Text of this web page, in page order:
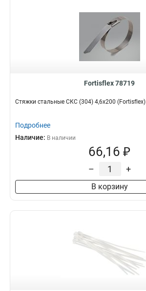
Fortisflex 78719
Стяжки стальные СКС (304) 4,6x200 (Fortisflex)
Подробнее
Наличие: В наличии
66,16 ₽
– +
В корзину